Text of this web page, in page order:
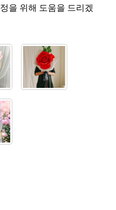
을 위해 도움을 드리겠